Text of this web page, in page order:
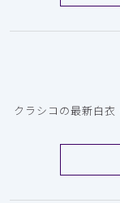
クラシコの最新白